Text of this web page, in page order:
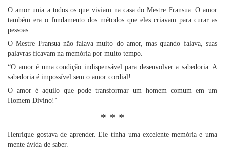
O amor unia a todos os que viviam na casa do Mestre Fransua. O amor
também era o fundamento dos métodos que eles criavam para curar as
pessoas.
O Mestre Fransua não falava muito do amor, mas quando falava, suas
palavras ficavam na memória por muito tempo.
“O amor é uma condição indispensável para desenvolver a sabedoria. A
sabedoria é impossível sem o amor cordial!
O amor é aquilo que pode transformar um homem comum em um
Homem Divino!”
* * *
Henrique gostava de aprender. Ele tinha uma excelente memória e uma
mente ávida de saber.